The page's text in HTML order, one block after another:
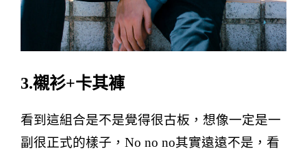
3.襯衫+卡其褲
看到這組合是不是覺得很古板，想像一定是一
副很正式的樣子， No no no其實遠遠不是，看